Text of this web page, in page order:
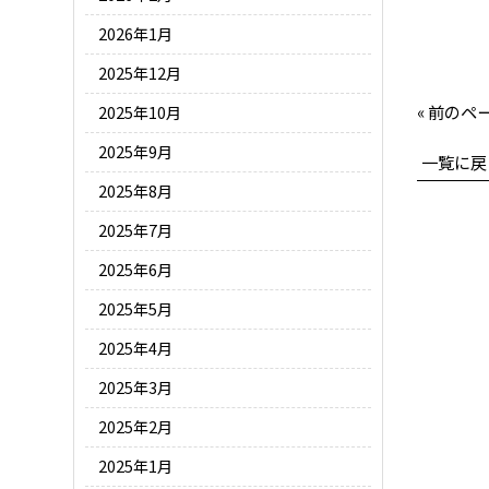
« 前のペ
一覧に
2026年1月
2025年12月
2025年10月
2025年9月
2025年8月
2025年7月
2025年6月
2025年5月
2025年4月
2025年3月
2025年2月
2025年1月